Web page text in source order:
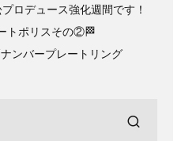
ロデュース強化週間です！
トポリスその②🏁
ンバープレートリング